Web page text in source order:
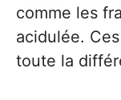
comme les
acidulée.
toute la